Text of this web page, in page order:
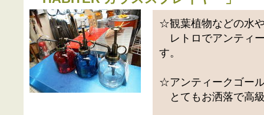
☆観葉植物などの水
レトロでアンティ
す。
☆アンティークゴー
とてもお洒落で高